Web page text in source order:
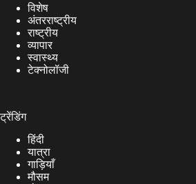
विशेष
अंतरराष्ट्रीय
राष्ट्रीय
व्यापार
स्वास्थ्य
टेक्नोलॉजी
ट्रेंडिंग
हिंदी
यात्रा
गाड़ियाँ
मौसम